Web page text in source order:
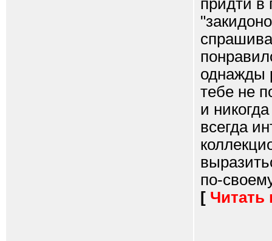
придти в
однажды
тебе не
и
всегда
по-
[ Читать